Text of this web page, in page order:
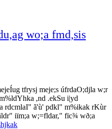
wo;a fmd,sis
tfrysj meje;s úfrdaO;djla w;r
,nd .ekSu i|yd
rdcmlaI" ã'ù' pdkl" m%ikak rKùr
iïm;a w;=fldar," fïc¾ wð;a